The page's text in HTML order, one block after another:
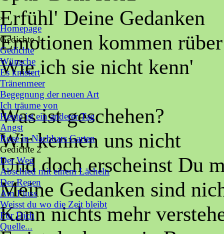
Menü überspringen
×
Homepage
Gedichte 1▼
Gedichte
Wünsche
Es knistert
Tränenmeer
Begegnung der neuen Art
Ich träume von
Heute ist ein anderer Tag
Angst
Rose in Nachbars Garten
Gedichte 2▼
Der Weg
Abschied mit einem Lächeln
Der Regen
Am Fluss
Weisst du wo die Zeit bleibt
Für Dich
Quelle...
Erfühl' Deine Gedanken
Emotionen kommen rüber
Wie ich sie nicht kenn'
Was ist geschehen?
Wir kennen uns nicht
Und doch erscheinst Du
Meine Gedanken sind
Kann nichts mehr